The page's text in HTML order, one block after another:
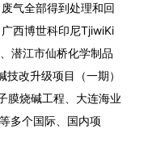
、废气全部得到处理和回
广西博世科印尼TjiwiKi
潜江市仙桥化学制品
改升级项目（一期）
烧碱工程、大连海业
国际、国内项